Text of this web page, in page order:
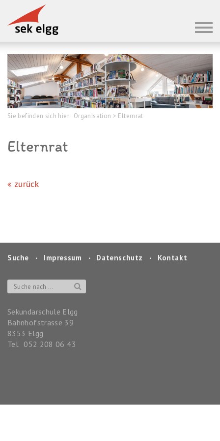
Sie befinden sich hier: Organisation > Elternrat
Elternrat
zurück
Suche ‧ Impressum ‧ Datenschutz ‧ Kontakt
Sekundarschule Elgg
Bahnhofstrasse 39
8353 Elgg
Tel. 052 208 06 43